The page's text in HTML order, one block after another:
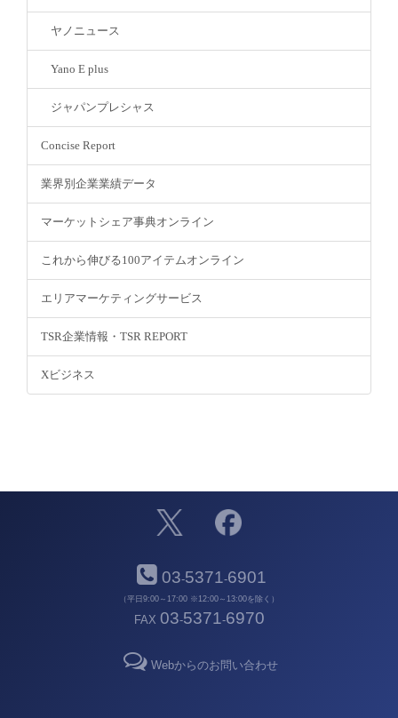
ヤノニュース
Yano E plus
ジャパンプレシャス
Concise Report
業界別企業業績データ
マーケットシェア事典オンライン
これから伸びる100アイテムオンライン
エリアマーケティングサービス
TSR企業情報・TSR REPORT
Xビジネス
03-5371-6901
（平日9:00～17:00 ※12:00～13:00を除く）
FAX 03-5371-6970
Webからのお問い合わせ